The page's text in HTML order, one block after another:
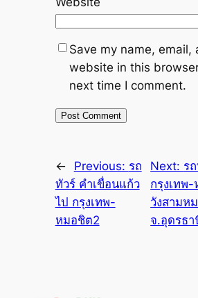
Save my name, email,
website in this
next time I comment.
← Previous: รถ
ทัวร์ คำเขื่อนแก้ว
ไป กรุงเทพ-
หมอชิต2
Next: ร
กรุงเทพ
วังสามห
จ.อุดรธา